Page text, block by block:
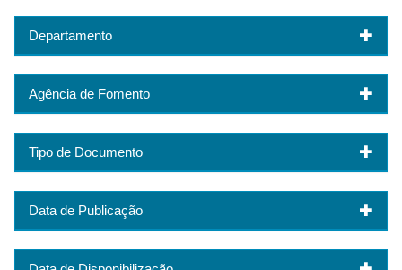
Departamento
Agência de Fomento
Tipo de Documento
Data de Publicação